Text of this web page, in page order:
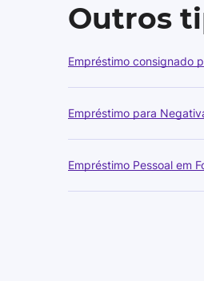
Outros
Empréstimo consignado
Empréstimo para
Empréstimo Pessoal em